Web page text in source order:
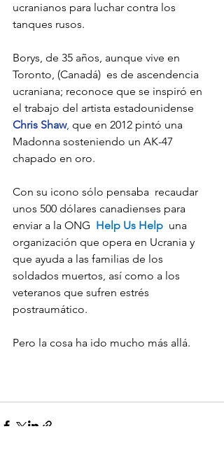
ucranianos para luchar contra los
tanques rusos.
Borys, de 35 años, aunque vive en
Toronto, (Canadá)  es de ascendencia
ucraniana; reconoce que se inspiró en
el trabajo del artista estadounidense
Chris Shaw, que en 2012 pintó una
Madonna sosteniendo un AK-47
chapado en oro.
Con su icono sólo pensaba  recaudar
unos 500 dólares canadienses para
enviar a la ONG Help Us Help una
organización que opera en Ucrania y
que ayuda a las familias de los
soldados muertos, así como a los
veteranos que sufren estrés
postraumático.
Pero la cosa ha ido mucho más allá.